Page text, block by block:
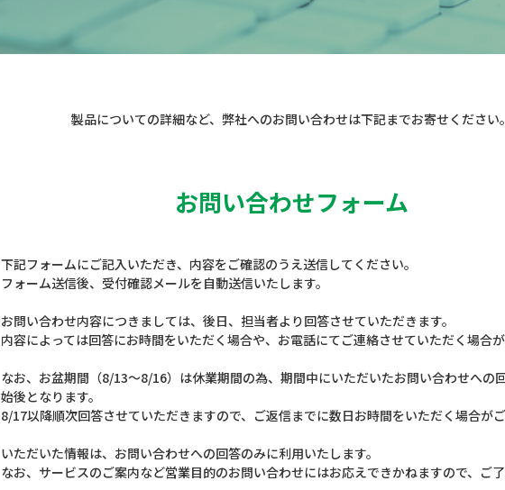
製品についての詳細など、 弊社へのお問い合わせは下記までお寄せください。
お問い合わせフォーム
下記フォームにご記入いただき、内容をご確認のうえ送信してください。
フォーム送信後、受付確認メールを自動送信いたします。
お問い合わせ内容につきましては、後日、担当者より回答させていただきます。
内容によっては回答にお時間をいただく場合や、お電話にてご連絡させていただく場合が
なお、お盆期間（8/13～8/16）は休業期間の為、期間中にいただいたお問い合わせへの
始後となります。
8/17以降順次回答させていただきますので、ご返信までに数日お時間をいただく場合がご
いただいた情報は、お問い合わせへの回答のみに利用いたします。
なお、サービスのご案内など営業目的のお問い合わせにはお応えできかねますので、ご了